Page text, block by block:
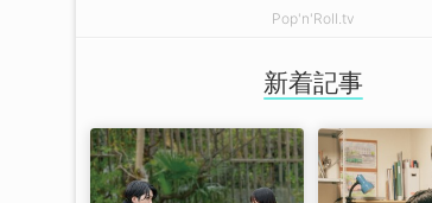
Pop'n'Roll.tv
新着記事